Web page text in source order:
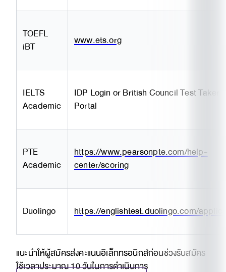
TOEFL
iBT
www.ets.org
IELTS
Academic
IDP Login or British Council Test Taker
Portal
PTE
Academic
https://www.pearsonpte.com/help-
center/scoring
Duolingo https://englishtest.duolingo.com/
แนะนำให้ผู้สมัครส่งคะแนนอิเล็กทรอนิกส์ก่อนช่วงรับสมัคร
ใช้เวลาประมาณ 10 วันในการดำเนินการ